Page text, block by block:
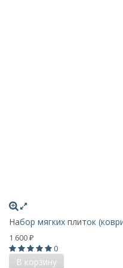
Набор мягких плиток
1 600 ₽
0
В корзину